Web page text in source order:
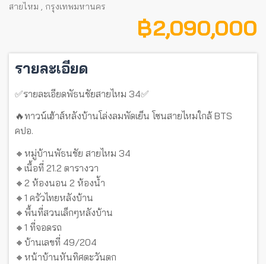
สายไหม , กรุงเทพมหานคร
฿ 2,090,000
รายละเอียด
✅รายละเอียดพัธนชัยสายไหม 34✅
🔥ทาวน์เฮ้าส์หลังบ้านโล่งลมพัดเย็น โซนสายไหมใกล้ BTS
คปอ.
🔸หมู่บ้านพัธนชัย สายไหม 34
🔸เนื้อที่ 21.2 ตารางวา
🔸2 ห้องนอน 2 ห้องน้ำ
🔸1 ครัวไทยหลังบ้าน
🔸พื้นที่สวนเล็กๆหลังบ้าน
🔸1 ที่จอดรถ
🔸บ้านเลขที่ 49/204
🔸หน้าบ้านหันทิศตะวันตก